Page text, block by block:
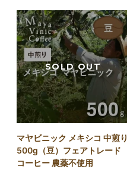
マヤビニック メキシコ 中煎り
500g（豆）フェアトレード
コーヒー 農薬不使用